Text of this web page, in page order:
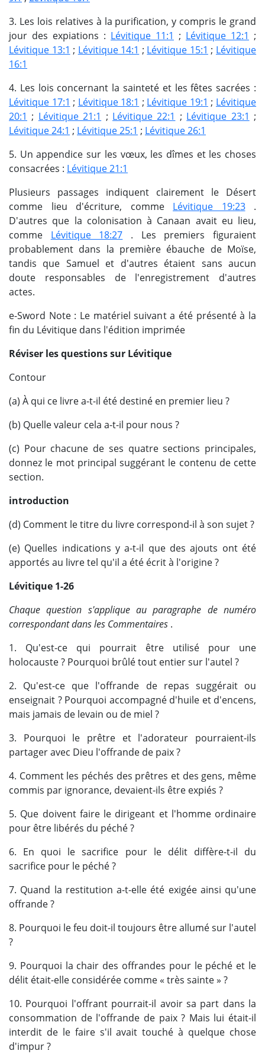
3. Les lois relatives à la purification, y compris le grand
jour des expiations : Lévitique 11:1 ; Lévitique 12:1 ;
Lévitique 13:1 ; Lévitique 14:1 ; Lévitique 15:1 ; Lévitique
16:1
4. Les lois concernant la sainteté et les fêtes sacrées :
Lévitique 17:1 ; Lévitique 18:1 ; Lévitique 19:1 ; Lévitique
20:1 ; Lévitique 21:1 ; Lévitique 22:1 ; Lévitique 23:1 ;
Lévitique 24:1 ; Lévitique 25:1 ; Lévitique 26:1
5. Un appendice sur les vœux, les dîmes et les choses
consacrées : Lévitique 21:1
Plusieurs passages indiquent clairement le Désert
comme lieu d'écriture, comme Lévitique 19:23.
D'autres que la colonisation à Canaan avait eu lieu,
comme Lévitique 18:27 . Les premiers figuraient
probablement dans la première ébauche de Moïse,
tandis que Samuel et d'autres étaient sans aucun
doute responsables de l'enregistrement d'autres
actes.
e-Sword Note : Le matériel suivant a été présenté à la
fin du Lévitique dans l'édition imprimée
Réviser les questions sur Lévitique
Contour
(a) À qui ce livre a-t-il été destiné en premier lieu ?
(b) Quelle valeur cela a-t-il pour nous ?
(c) Pour chacune de ses quatre sections principales,
donnez le mot principal suggérant le contenu de cette
section.
introduction
(d) Comment le titre du livre correspond-il à son sujet ?
(e) Quelles indications y a-t-il que des ajouts ont été
apportés au livre tel qu'il a été écrit à l'origine ?
Lévitique 1-26
Chaque question s'applique au paragraphe de numéro
correspondant dans les Commentaires .
1. Qu'est-ce qui pourrait être utilisé pour une
holocauste ? Pourquoi brûlé tout entier sur l'autel ?
2. Qu'est-ce que l'offrande de repas suggérait ou
enseignait ? Pourquoi accompagné d'huile et d'encens,
mais jamais de levain ou de miel ?
3. Pourquoi le prêtre et l'adorateur pourraient-ils
partager avec Dieu l'offrande de paix ?
4. Comment les péchés des prêtres et des gens, même
commis par ignorance, devaient-ils être expiés ?
5. Que doivent faire le dirigeant et l'homme ordinaire
pour être libérés du péché ?
6. En quoi le sacrifice pour le délit diffère-t-il du
sacrifice pour le péché ?
7. Quand la restitution a-t-elle été exigée ainsi qu'une
offrande ?
8. Pourquoi le feu doit-il toujours être allumé sur l'autel
?
9. Pourquoi la chair des offrandes pour le péché et le
délit était-elle considérée comme « très sainte » ?
10. Pourquoi l'offrant pourrait-il avoir sa part dans la
consommation de l'offrande de paix ? Mais lui était-il
interdit de le faire s'il avait touché à quelque chose
d'impur ?